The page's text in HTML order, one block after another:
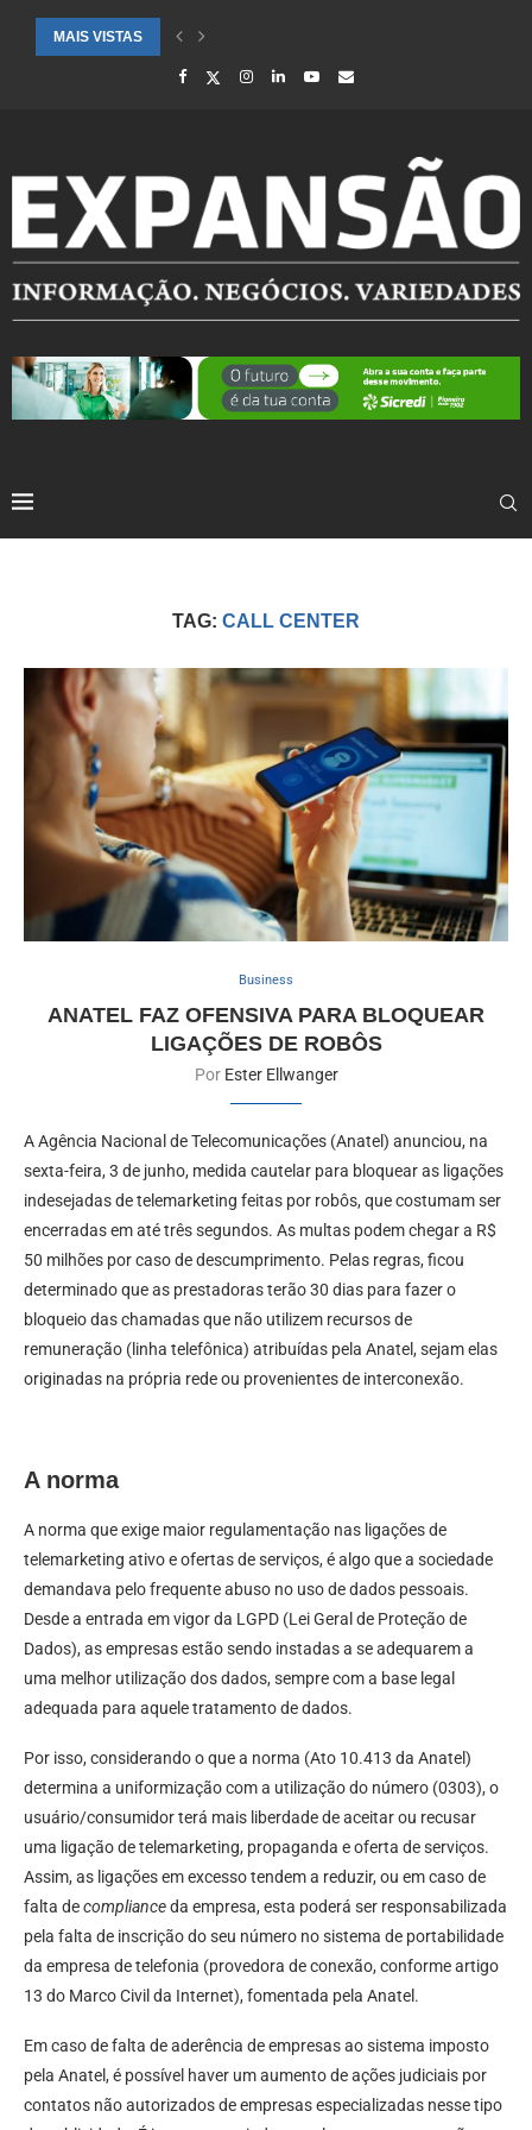
MAIS VISTAS
CIDADES ATENDIDAS PELO SEBRAE RS SÃO DESTAQUE EM
TAG: CALL CENTER
Business
ANATEL FAZ OFENSIVA PARA BLOQUEAR
LIGAÇÕES DE ROBÔS
Por Ester Ellwanger
A Agência Nacional de Telecomunicações (Anatel) anunciou, na
sexta-feira, 3 de junho, medida cautelar para bloquear as ligações
indesejadas de telemarketing feitas por robôs, que costumam ser
encerradas em até três segundos. As multas podem chegar a R$
50 milhões por caso de descumprimento. Pelas regras, ficou
determinado que as prestadoras terão 30 dias para fazer o
bloqueio das chamadas que não utilizem recursos de
remuneração (linha telefônica) atribuídas pela Anatel, sejam elas
originadas na própria rede ou provenientes de interconexão.
A norma
A norma que exige maior regulamentação nas ligações de
telemarketing ativo e ofertas de serviços, é algo que a sociedade
demandava pelo frequente abuso no uso de dados pessoais.
Desde a entrada em vigor da LGPD (Lei Geral de Proteção de
Dados), as empresas estão sendo instadas a se adequarem a
uma melhor utilização dos dados, sempre com a base legal
adequada para aquele tratamento de dados.
Por isso, considerando o que a norma (Ato 10.413 da Anatel)
determina a uniformização com a utilização do número (0303), o
usuário/consumidor terá mais liberdade de aceitar ou recusar
uma ligação de telemarketing, propaganda e oferta de serviços.
Assim, as ligações em excesso tendem a reduzir, ou em caso de
falta decomplianceda empresa, esta poderá ser responsabilizada
pela falta de inscrição do seu número no sistema de portabilidade
da empresa de telefonia (provedora de conexão, conforme artigo
13 do Marco Civil da Internet), fomentada pela Anatel.
Em caso de falta de aderência de empresas ao sistema imposto
pela Anatel, é possível haver um aumento de ações judiciais por
contatos não autorizados de empresas especializadas nesse tipo